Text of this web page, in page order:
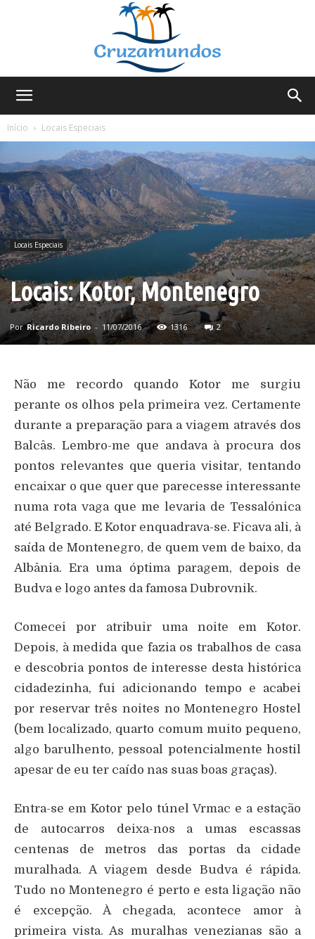
Início
Locais Especiais
Locais Especiais
Locais: Kotor, Montenegro
Por Ricardo Ribeiro - 11/07/2016 1316 2
Não me recordo quando Kotor me surgiu
perante os olhos pela primeira vez. Certamente
durante a preparação para a viagem através dos
Balcâs. Lembro-me que andava à procura dos
pontos relevantes que queria visitar, tentando
encaixar o que quer que parecesse interessante
numa rota vaga que me levaria de Tessalónica
até Belgrado. E Kotor enquadrava-se. Ficava ali, à
saída de Montenegro, de quem vem de baixo, da
Albânia. Era uma óptima paragem, depois de
Budva e logo antes da famosa Dubrovnik.
Comecei por atribuir uma noite em Kotor.
Depois, à medida que fazia os trabalhos de casa
e descobria pontos de interesse desta histórica
cidadezinha, fui adicionando tempo e acabei
por reservar três noites no Montenegro Hostel
(bem localizado, quarto comum muito pequeno,
algo barulhento, pessoal potencialmente hostil
apesar de eu ter caído nas suas boas graças).
Entra-se em Kotor pelo túnel Vrmac e a estação
de autocarros deixa-nos a umas escassas
centenas de metros das portas da cidade
muralhada. A viagem desde Budva é rápida.
Tudo no Montenegro é perto e esta ligação não
é excepção. À chegada, acontece amor à
primeira vista. As muralhas venezianas são a